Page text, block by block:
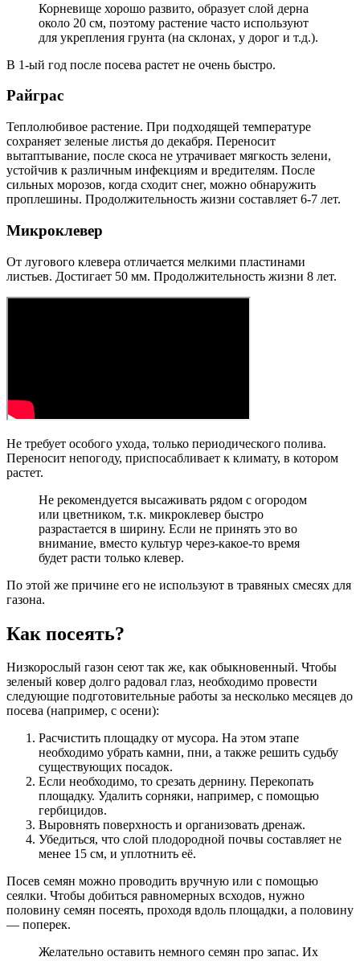
Корневище хорошо развито, образует слой дерна
около 20 см, поэтому растение часто используют
для укрепления грунта (на склонах, у дорог и т.д.).
В 1-ый год после посева растет не очень быстро.
Райграс
Теплолюбивое растение. При подходящей температуре
сохраняет зеленые листья до декабря. Переносит
вытаптывание, после скоса не утрачивает мягкость зелени,
устойчив к различным инфекциям и вредителям. После
сильных морозов, когда сходит снег, можно обнаружить
проплешины. Продолжительность жизни составляет 6-7 лет.
Микроклевер
От лугового клевера отличается мелкими пластинами
листьев. Достигает 50 мм. Продолжительность жизни 8 лет.
Не требует особого ухода, только периодического полива.
Переносит непогоду, приспосабливает к климату, в котором
растет.
Не рекомендуется высаживать рядом с огородом
или цветником, т.к. микроклевер быстро
разрастается в ширину. Если не принять это во
внимание, вместо культур через-какое-то время
будет расти только клевер.
По этой же причине его не используют в травяных смесях для
газона.
Как посеять?
Низкорослый газон сеют так же, как обыкновенный. Чтобы
зеленый ковер долго радовал глаз, необходимо провести
следующие подготовительные работы за несколько месяцев до
посева (например, с осени):
Расчистить площадку от мусора. На этом этапе
необходимо убрать камни, пни, а также решить судьбу
существующих посадок.
Если необходимо, то срезать дернину. Перекопать
площадку. Удалить сорняки, например, с помощью
гербицидов.
Выровнять поверхность и организовать дренаж.
Убедиться, что слой плодородной почвы составляет не
менее 15 см, и уплотнить её.
Посев семян можно проводить вручную или с помощью
сеялки. Чтобы добиться равномерных всходов, нужно
половину семян посеять, проходя вдоль площадки, а половину
— поперек.
Желательно оставить немного семян про запас. Их